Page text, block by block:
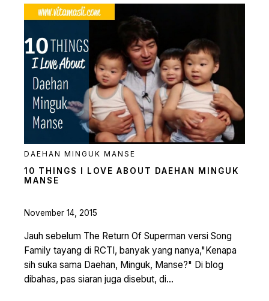
DAEHAN MINGUK MANSE
10 THINGS I LOVE ABOUT DAEHAN MINGUK
MANSE
November 14, 2015
Jauh sebelum The Return Of Superman versi Song
Family tayang di RCTI, banyak yang nanya,"Kenapa
sih suka sama Daehan, Minguk, Manse?" Di blog
dibahas, pas siaran juga disebut, di...